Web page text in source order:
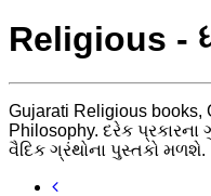
Religious -
Gujarati Religious books,
Philosophy. દરેક પ્રકારના
વૈદિક ગ્રંથોના પુસ્તકો મળશે.